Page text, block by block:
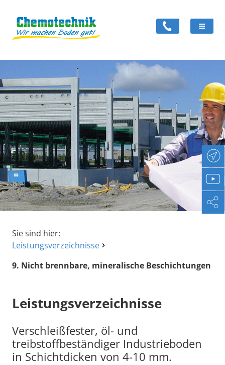
Sie sind hier:
Leistungsverzeichnisse
9. Nicht brennbare, mineralische Beschichtungen
Leistungsverzeichnisse
Verschleißfester, öl- und
treibstoffbeständiger Industrieboden
in Schichtdicken von 4-10 mm.